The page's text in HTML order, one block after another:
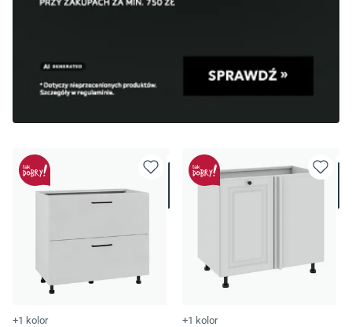
+1 kolor +1 kolor